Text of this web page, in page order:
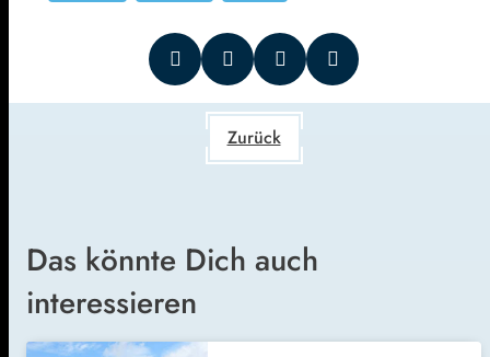
Zurück
Das könnte Dich auch
interessieren